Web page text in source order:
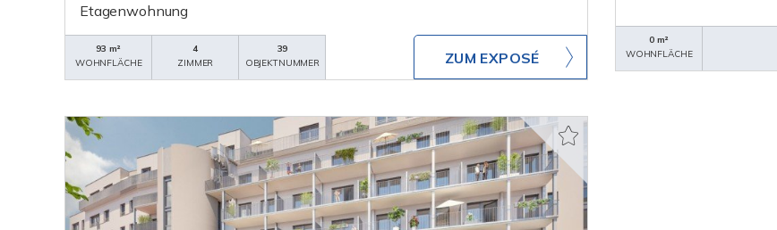
Etagenwohnung
93 m²
WOHNFLÄCHE
4
ZIMMER
39
OBJEKTNUMMER
ZUM EXPOSÉ
0 m²
WOHNFLÄCHE